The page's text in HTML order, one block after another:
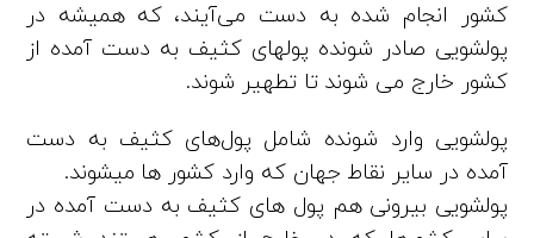
کشور انجام شده به دست می‌آیند، که همیشه در
پولشویی صادر شونده پولهای کثیف به دست آمده از
کشور خارج می شوند تا تطهیر شوند.
پولشویی وارد شونده شامل پول‌های کثیف به دست
آمده در سایر نقاط جهان که وارد کشور ها میشوند.
پولشویی بیرونی هم پول های کثیف به دست آمده در